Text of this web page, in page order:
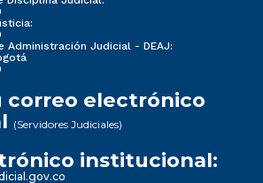
Administración Judicial - DEAJ:
correo electrónico
(Servidores Judiciales)
institucional: